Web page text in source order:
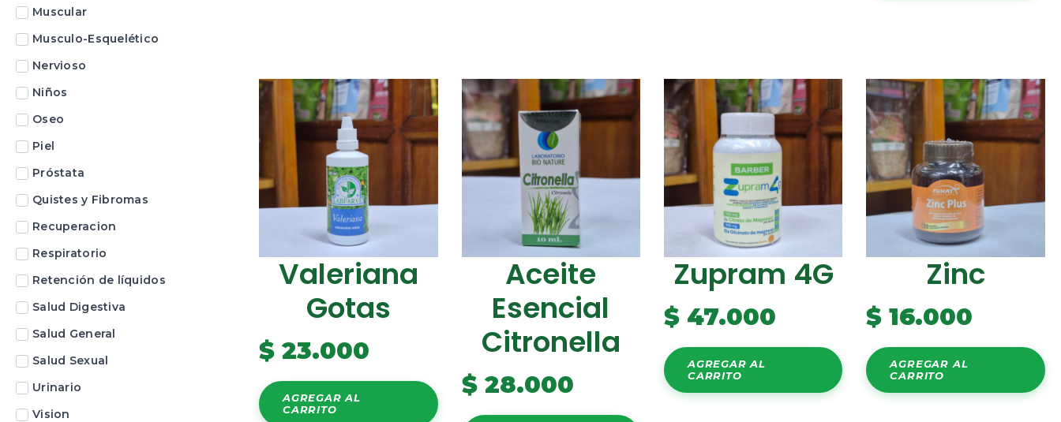
Muscular
Musculo-Esquelético
Nervioso
Niños
Oseo
Piel
Próstata
Quistes y Fibromas
Recuperacion
Respiratorio
Retención de líquidos
Salud Digestiva
Salud General
Salud Sexual
Urinario
Vision
Valeriana
Gotas
$ 23.000
AGREGAR AL
CARRITO
Aceite
Esencial
Citronella
$28.000
Zupram 4G
$ 47.000
AGREGAR AL
CARRITO
Zinc
$ 16.000
AGREGAR AL
CARRITO